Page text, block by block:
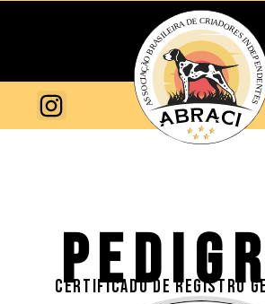
CERTIFICADO DE REGISTRO